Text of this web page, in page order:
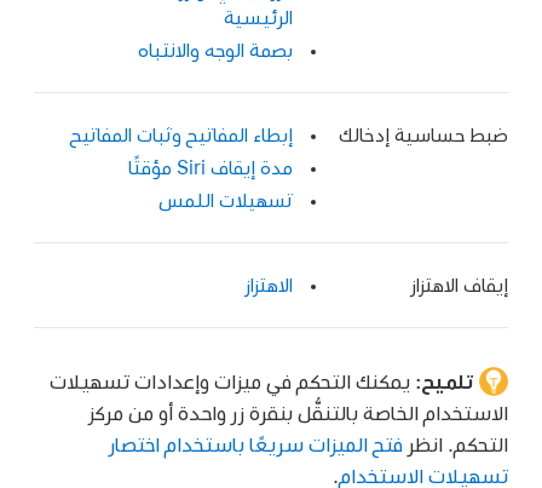
الرئيسية
بصمة الوجه والانتباه
ضبط حساسية إدخالك
إبطاء المفاتيح وثبات المفاتيح
مدة إيقاف Siri مؤقتًا
تسهيلات اللمس
إيقاف الاهتزاز الاهتزاز
تلميح: يمكنك التحكم في ميزات وإعدادات تسهيلات
الاستخدام الخاصة بالتنقُّل بنقرة زر واحدة أو من مركز
التحكم. انظر فتح الميزات سريعًا باستخدام اختصار
تسهيلات الاستخدام.